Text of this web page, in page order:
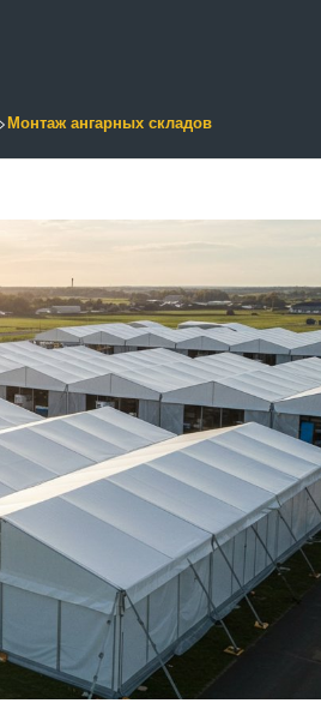
>Монтаж ангарных складов